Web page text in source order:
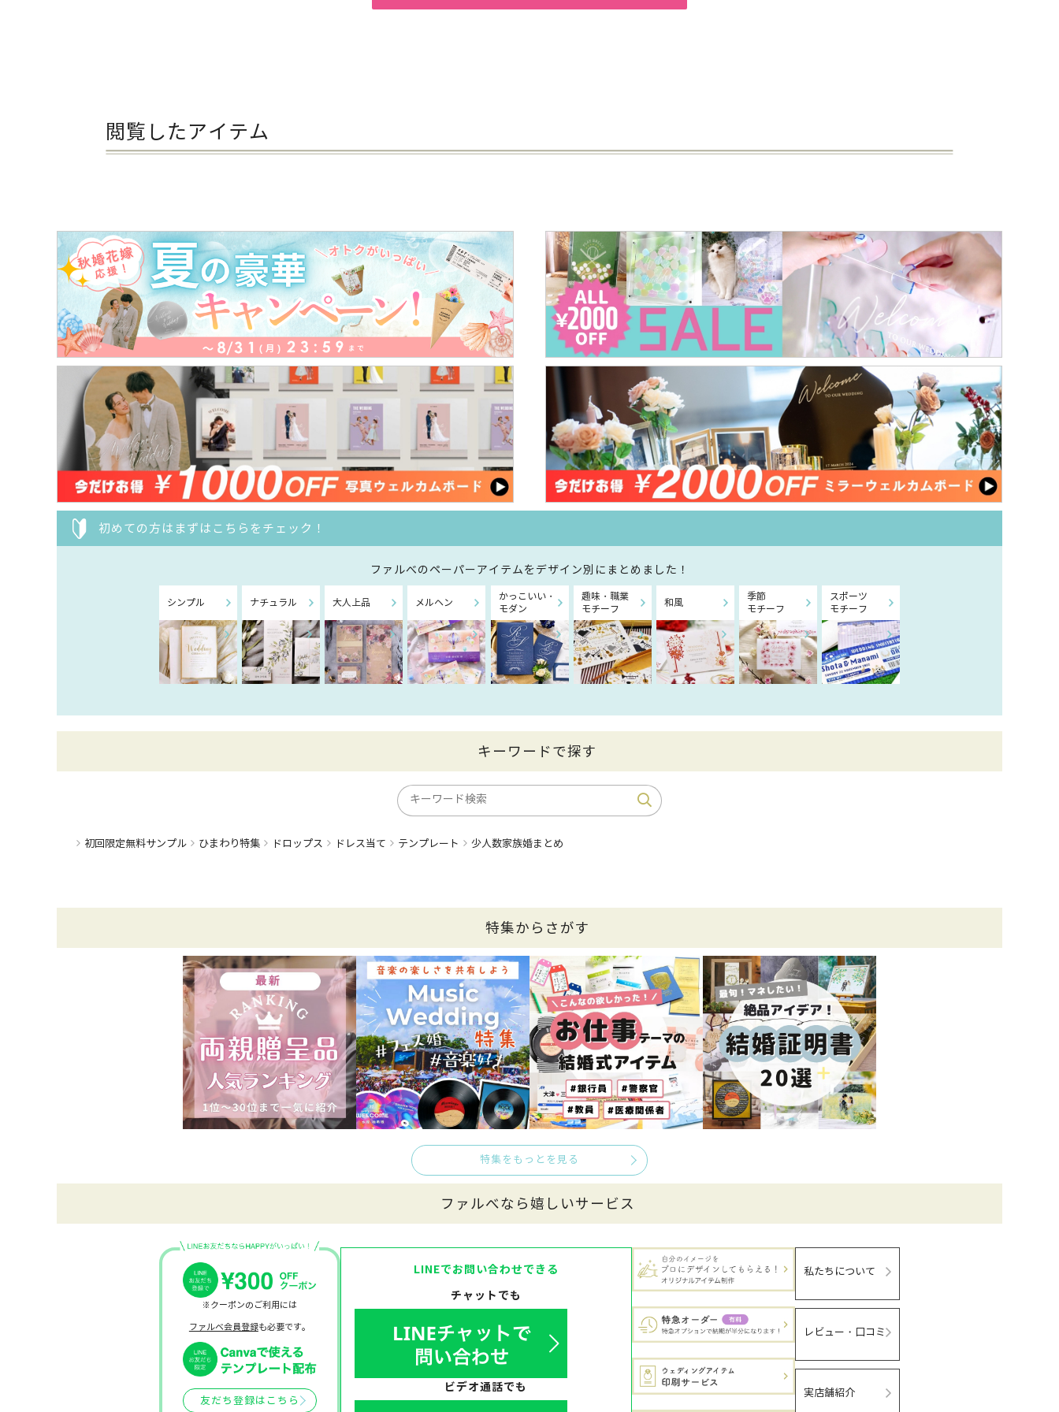
閲覧したアイテム
初めての方はまずはこちらをチェック！
ファルべのペーパーアイテムをデザイン別にまとめました！
シンプル ナチュラル 大人上品 メルヘン
かっこいい・
モダン
趣味・職業
モチーフ
和風
季節
モチーフ
スポーツ
モチーフ
キーワードで探す
初回限定無料サンプル ひまわり特集 ドロップス ドレス当て テンプレート 少人数家族婚まとめ
特集からさがす
特集をもっとを見る
ファルべなら嬉しいサービス
※クーポンのご利用には
ファルベ会員登録も必要です。
友だち登録はこちら
LINEでお問い合わせできる
チャットでも
ビデオ通話でも
私たちについて
レビュー・口コミ
実店舗紹介